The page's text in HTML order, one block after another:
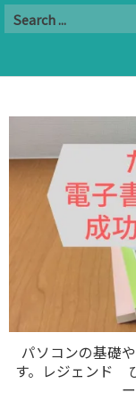
パソコンの基礎
す。レジェンド